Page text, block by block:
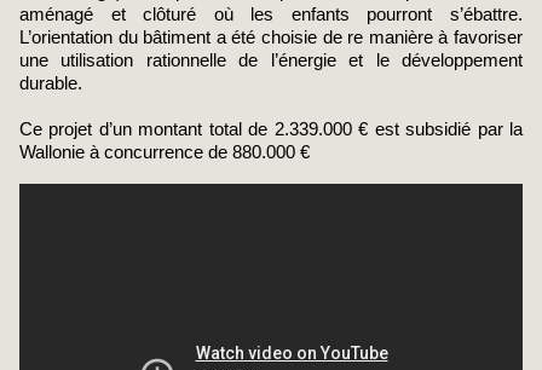
aménagé et clôturé où les enfants pourront s’ébattre.
L’orientation du bâtiment a été choisie de re manière à favoriser
une utilisation rationnelle de l’énergie et le développement
durable.
Ce projet d’un montant total de 2.339.000 € est subsidié par la
Wallonie à concurrence de 880.000 €